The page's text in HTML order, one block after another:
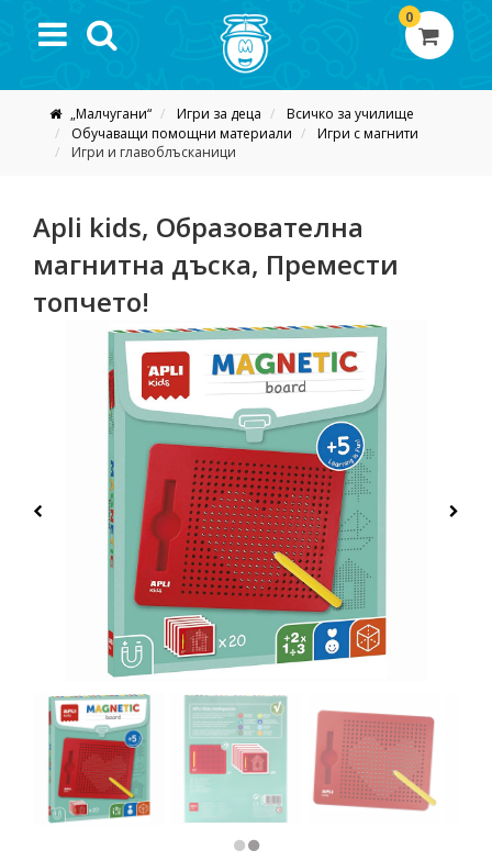
0
„Малчугани“ Игри за деца
Всичко за училище
Обучаващи помощни материали
Игри с магнити
Игри и главоблъсканици
Apli kids, Образователна
магнитна дъска, Премести
топчето!